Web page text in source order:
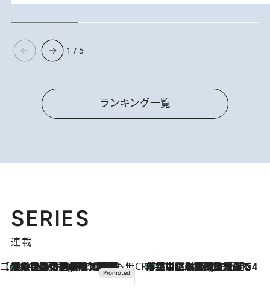
1 / 5
ランキング一覧
SERIES
連載
【CREA×星野リゾート】唯一無二。癒しと発見が待つ場所へ
9 Hours Ago
【トンボの足水浴】ヒノキの香りに包まれて涼感マックス！約13℃の湧水かけ流しを避暑地「星野温泉 トンボの湯」で体験 CREA'S CHOICE
11 Hours Ago
「立川にも歌舞伎があるんだよ」 片岡仁左衛門・市川中車ら豪華座組みで4年目の立川立飛歌舞伎へ